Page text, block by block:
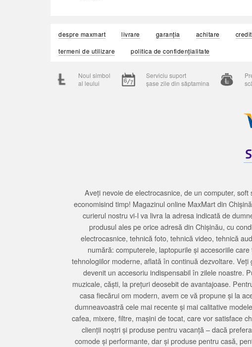
despre maxmart livrare garanția achitare
termeni de utilizare
politica de confidențialitate
Noul simbol
al leului
Serviciu suport
șase zile din săptamina
Aveți nevoie de electrocasnice, de un computer,
economisind timp! Magazinul online MaxMart din
curierul nostru vi-l va livra la adresa indicată de
produsul ales pe orice adresă din Chișinău, cu
electrocasnice, tehnică foto, tehnică video, tehnică
numără: computerele, laptopurile și accesoriile
tehnologiilor moderne, aflată în continuă dezvoltare.
devenit un accesoriu indispensabil în zilele noastre.
muzicale, căști, la prețuri deosebit de avantajoase.
casa fiecărui om modern, avem ce vă propune și la
dumneavoastră cele mai recente și mai calitative
cafea, mixere, filtre, mașini de tocat, care vor satisface
clienții noștri și produse pentru vacanță – dacă
comode și performante, dar și produse pentru casă,